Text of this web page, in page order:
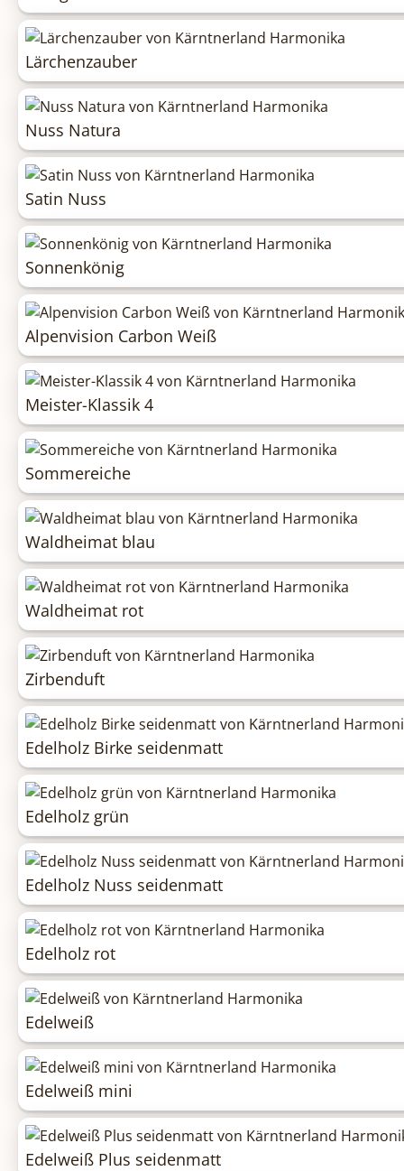
Lärchenzauber
Nuss Natura
Satin Nuss
Sonnenkönig
Alpenvision Carbon Weiß
Meister-Klassik 4
Sommereiche
Waldheimat blau
Waldheimat rot
Zirbenduft
Edelholz Birke seidenmatt
Edelholz grün
Edelholz Nuss seidenmatt
Edelholz rot
Edelweiß
Edelweiß mini
Edelweiß Plus seidenmatt